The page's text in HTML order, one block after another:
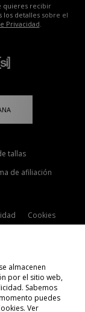
quieres recibir
los detalles sobre el
Privacidad
tallas
de afiliación
Cookies
almacenen
por el sitio web,
Sabemos
puedes
Ver